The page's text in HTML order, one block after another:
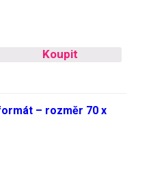
Koupit
– rozměr 70 x